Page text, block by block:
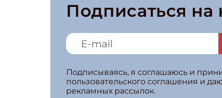
Подписаться на
Подписываясь, я соглашаюсь и
пользовательского соглашения и
рекламных рассылок.